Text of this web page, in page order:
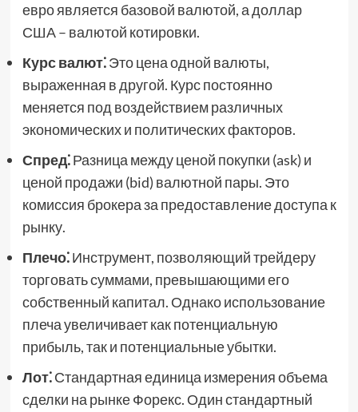
евро является базовой валютой, а доллар
США – валютой котировки.
Курс валют⁚Это цена одной валюты,
выраженная в другой. Курс постоянно
меняется под воздействием различных
экономических и политических факторов.
Спред⁚Разница между ценой покупки (ask) и
ценой продажи (bid) валютной пары. Это
комиссия брокера за предоставление доступа к
рынку.
Плечо⁚Инструмент, позволяющий трейдеру
торговать суммами, превышающими его
собственный капитал. Однако использование
плеча увеличивает как потенциальную
прибыль, так и потенциальные убытки.
Лот⁚Стандартная единица измерения объема
сделки на рынке Форекс. Один стандартный